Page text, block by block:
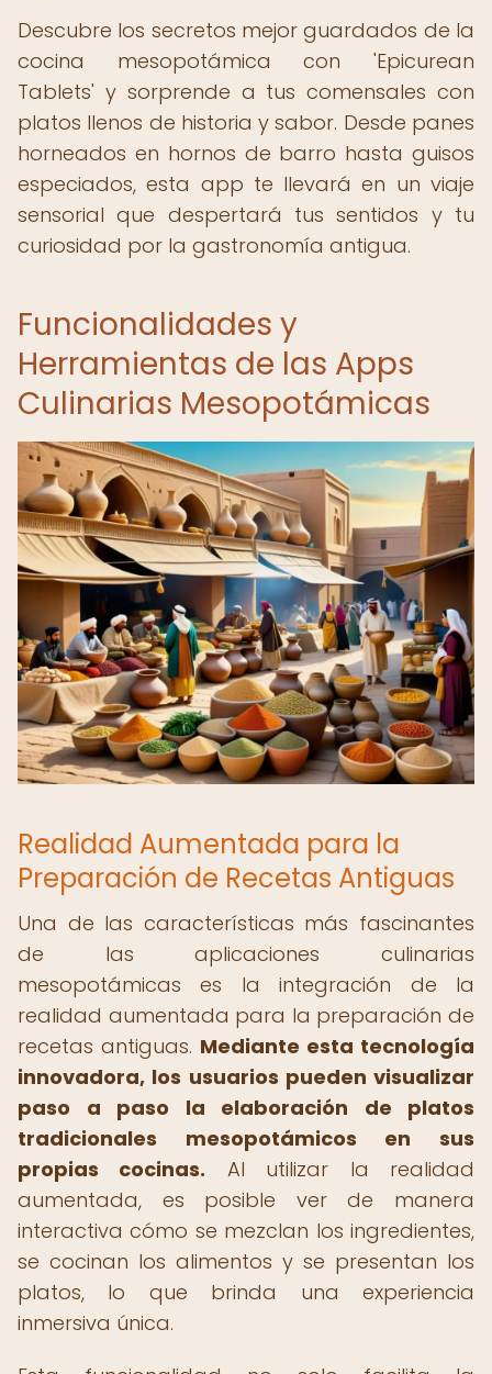
Descubre los secretos mejor guardados de la
cocina mesopotámica con 'Epicurean
Tablets' y sorprende a tus comensales con
platos llenos de historia y sabor. Desde panes
horneados en hornos de barro hasta guisos
especiados, esta app te llevará en un viaje
sensorial que despertará tus sentidos y tu
curiosidad por la gastronomía antigua.
Funcionalidades y
Herramientas de las Apps
Culinarias Mesopotámicas
Realidad Aumentada para la
Preparación de Recetas Antiguas
Una de las características más fascinantes
de las aplicaciones culinarias
mesopotámicas es la integración de la
realidad aumentada para la preparación de
recetas antiguas. Mediante esta tecnología
innovadora, los usuarios pueden visualizar
paso a paso la elaboración de platos
tradicionales mesopotámicos en sus
propias cocinas. Al utilizar la realidad
aumentada, es posible ver de manera
interactiva cómo se mezclan los ingredientes,
se cocinan los alimentos y se presentan los
platos, lo que brinda una experiencia
inmersiva única.